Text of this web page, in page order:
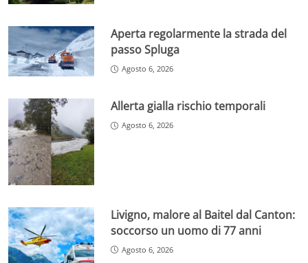
Aperta regolarmente la strada del
passo Spluga
Agosto 6, 2026
Allerta gialla rischio temporali
Agosto 6, 2026
Livigno, malore al Baitel dal Canton:
soccorso un uomo di 77 anni
Agosto 6, 2026